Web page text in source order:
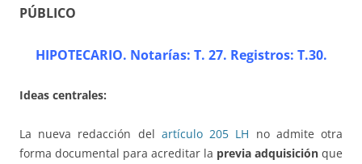
PÚBLICO
HIPOTECARIO. Notarías: T. 27. Registros: T.30.
Ideas centrales:
La nueva redacción del artículo 205 LH no admite otra
forma documental para acreditar la previa adquisición que